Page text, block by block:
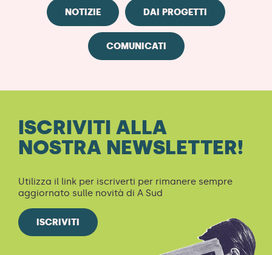
NOTIZIE DAI PROGETTI
COMUNICATI
ISCRIVITI ALLA
NOSTRA NEWSLETTER!
Utilizza il link per iscriverti per rimanere sempre
aggiornato sulle novità di A Sud
ISCRIVITI